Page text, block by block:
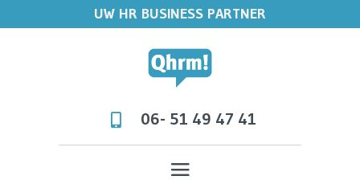
UW HR BUSINESS PARTNER
 06- 51 49 47 41